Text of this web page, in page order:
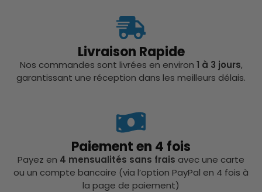
Livraison Rapide
Nos commandes sont livrées en environ 1 à 3 jours,
garantissant une réception dans les meilleurs délais.
Paiement en 4 fois
Payez en 4 mensualités sans frais avec une carte
ou un compte bancaire (via l’option PayPal en 4 fois à
la page de paiement)